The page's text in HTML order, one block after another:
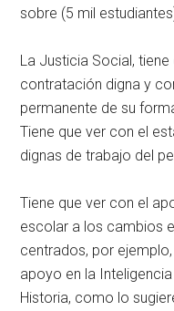
sobre (5 mil
La Justicia Social,
contratación digna y
permanente de su
Tiene que ver con el
dignas de trabajo del
Tiene que ver con el
escolar a los cambios
centrados, por
apoyo en la
Historia, como lo